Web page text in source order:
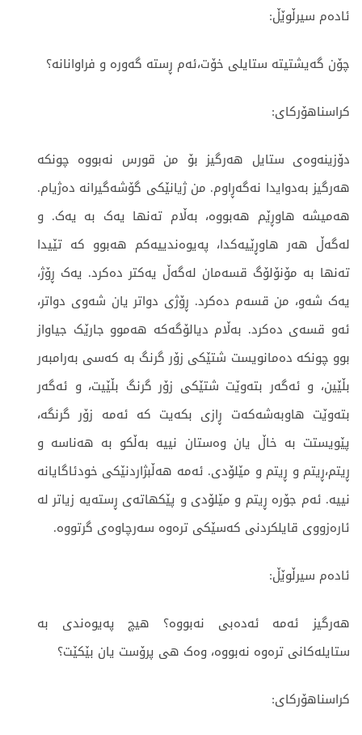
ئادەم سیرڵوێڵ:
چۆن گەیشتیتە ستایلی خۆت،ئەم ڕستە گەورە و فراوانانە؟
کراسناهۆرکای:
دۆزینەوەی ستایل هەرگیز بۆ من قورس نەبووە چونکە
هەرگیز بەدوایدا نەگەڕاوم. من ژیانێکی گۆشەگیرانە دەژیام.
هەمیشە هاوڕێم هەبووە، بەڵام تەنها یەک بە یەک. و
لەگەڵ هەر هاوڕێیەکدا، پەیوەندییەکم هەبوو کە تێیدا
تەنها بە مۆنۆلۆگ قسەمان لەگەڵ یەکتر دەکرد. یەک ڕۆژ،
یەک شەو، من قسەم دەکرد. ڕۆژی دواتر یان شەوی دواتر،
ئەو قسەی دەکرد. بەڵام دیالۆگەکە هەموو جارێک جیاواز
بوو چونکە دەمانویست شتێکی زۆر گرنگ بە کەسی بەرامبەر
بڵێین، و ئەگەر بتەوێت شتێکی زۆر گرنگ بڵێیت، و ئەگەر
بتەوێت هاوبەشەکەت ڕازی بکەیت کە ئەمە زۆر گرنگە،
پێویستت بە خاڵ یان وەستان نییە بەڵکو بە هەناسە و
ڕیتم،ڕیتم و ڕیتم و مێلۆدی. ئەمە هەڵبژاردنێکی خودئاگایانە
نییە. ئەم جۆرە ڕیتم و مێلۆدی و پێکهاتەی ڕستەیە زیاتر لە
ئارەزووی قایلکردنی کەسێکی ترەوە سەرچاوەی گرتووە.
ئادەم سیرڵوێڵ:
هەرگیز ئەمە ئەدەبی نەبووە؟ هیچ پەیوەندی بە
ستایلەکانی ترەوە نەبووە، وەک هی پرۆست یان بێکێت؟
کراسناهۆرکای: